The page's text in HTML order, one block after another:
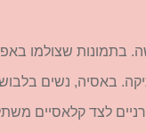
בתמונות שצולמו
באסיה, נשים בלבוש
לצד קלאסיים